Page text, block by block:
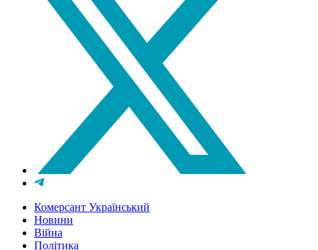
Комерсант Український
Новини
Війна
Політика